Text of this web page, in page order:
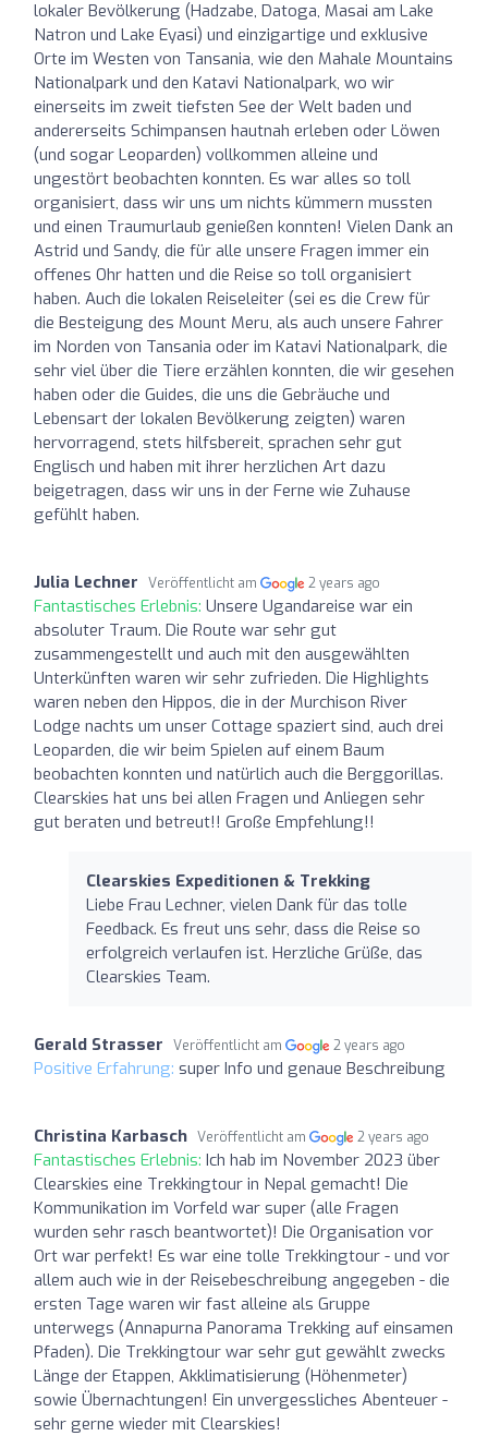
lokaler Bevölkerung (Hadzabe, Datoga, Masai am Lake
Natron und Lake Eyasi) und einzigartige und exklusive
Orte im Westen von Tansania, wie den Mahale Mountains
Nationalpark und den Katavi Nationalpark, wo wir
einerseits im zweit tiefsten See der Welt baden und
andererseits Schimpansen hautnah erleben oder Löwen
(und sogar Leoparden) vollkommen alleine und
ungestört beobachten konnten. Es war alles so toll
organisiert, dass wir uns um nichts kümmern mussten
und einen Traumurlaub genießen konnten! Vielen Dank an
Astrid und Sandy, die für alle unsere Fragen immer ein
offenes Ohr hatten und die Reise so toll organisiert
haben. Auch die lokalen Reiseleiter (sei es die Crew für
die Besteigung des Mount Meru, als auch unsere Fahrer
im Norden von Tansania oder im Katavi Nationalpark, die
sehr viel über die Tiere erzählen konnten, die wir gesehen
haben oder die Guides, die uns die Gebräuche und
Lebensart der lokalen Bevölkerung zeigten) waren
hervorragend, stets hilfsbereit, sprachen sehr gut
Englisch und haben mit ihrer herzlichen Art dazu
beigetragen, dass wir uns in der Ferne wie Zuhause
gefühlt haben.
Julia Lechner Veröffentlicht am 2 years ago
Fantastisches Erlebnis: Unsere Ugandareise war ein
absoluter Traum. Die Route war sehr gut
zusammengestellt und auch mit den ausgewählten
Unterkünften waren wir sehr zufrieden. Die Highlights
waren neben den Hippos, die in der Murchison River
Lodge nachts um unser Cottage spaziert sind, auch drei
Leoparden, die wir beim Spielen auf einem Baum
beobachten konnten und natürlich auch die Berggorillas.
Clearskies hat uns bei allen Fragen und Anliegen sehr
gut beraten und betreut!! Große Empfehlung!!
Clearskies Expeditionen & Trekking
Liebe Frau Lechner, vielen Dank für das tolle
Feedback. Es freut uns sehr, dass die Reise so
erfolgreich verlaufen ist. Herzliche Grüße, das
Clearskies Team.
Gerald Strasser Veröffentlicht am 2 years ago
Positive Erfahrung: super Info und genaue Beschreibung
Christina Karbasch Veröffentlicht am 2 years ago
Fantastisches Erlebnis: Ich hab im November 2023 über
Clearskies eine Trekkingtour in Nepal gemacht! Die
Kommunikation im Vorfeld war super (alle Fragen
wurden sehr rasch beantwortet)! Die Organisation vor
Ort war perfekt! Es war eine tolle Trekkingtour - und vor
allem auch wie in der Reisebeschreibung angegeben - die
ersten Tage waren wir fast alleine als Gruppe
unterwegs (Annapurna Panorama Trekking auf einsamen
Pfaden). Die Trekkingtour war sehr gut gewählt zwecks
Länge der Etappen, Akklimatisierung (Höhenmeter)
sowie Übernachtungen! Ein unvergessliches Abenteuer -
sehr gerne wieder mit Clearskies!